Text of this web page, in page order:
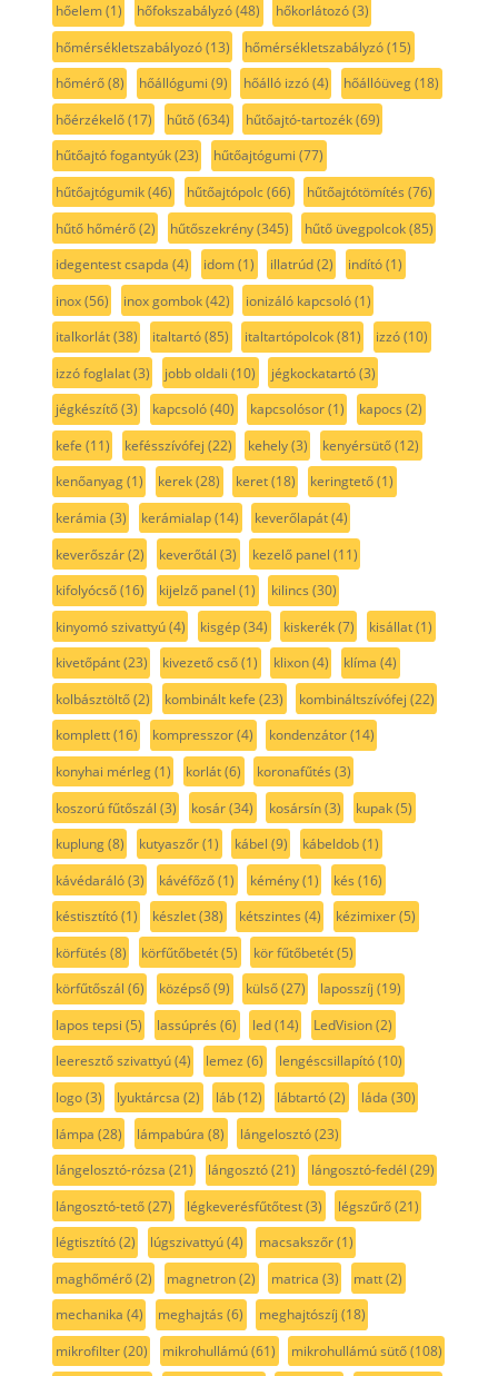
hőelem(1) hőfokszabályzó(48) hőkorlátozó(3)
hőmérsékletszabályozó(13) hőmérsékletszabályzó(15)
hőmérő(8) hőállógumi (9) hőálló izzó(4) hőállóüveg(18)
hőérzékelő(17) hűtő(634) hűtőajtó-tartozék(69)
hűtőajtó fogantyúk(23) hűtőajtógumi (77)
hűtőajtógumik(46) hűtőajtópolc(66) hűtőajtótömítés (76)
hűtő hőmérő(2) hűtőszekrény(345) hűtő üvegpolcok(85)
idegentest csapda (4) idom(1) illatrúd(2) indító(1)
inox(56) inox gombok(42) ionizáló kapcsoló(1)
italkorlát(38) italtartó(85) italtartópolcok(81) izzó(10)
izzó foglalat(3) jobb oldali (10) jégkockatartó(3)
jégkészítő(3) kapcsoló(40) kapcsolósor(1) kapocs (2)
kefe (11) kefésszívófej (22) kehely(3) kenyérsütő(12)
kenőanyag(1) kerek(28) keret(18) keringtető(1)
kerámia (3) kerámialap(14) keverőlapát(4)
keverőszár(2) keverőtál (3) kezelő panel (11)
kifolyócső(16) kijelző panel (1) kilincs (30)
kinyomó szivattyú(4) kisgép(34) kiskerék(7) kisállat(1)
kivetőpánt(23) kivezető cső(1) klixon(4) klíma (4)
kolbásztöltő(2) kombinált kefe (23) kombináltszívófej (22)
komplett(16) kompresszor(4) kondenzátor(14)
konyhai mérleg(1) korlát(6) koronafűtés (3)
koszorú fűtőszál (3) kosár(34) kosársín(3) kupak(5)
kuplung(8) kutyaszőr(1) kábel (9) kábeldob(1)
kávédaráló(3) kávéfőző(1) kémény(1) kés (16)
késtisztító(1) készlet(38) kétszintes (4) kézimixer(5)
körfütés (8) körfűtőbetét(5) kör fűtőbetét(5)
körfűtőszál (6) középső(9) külső(27) laposszíj (19)
lapos tepsi (5) lassúprés (6) led(14) LedVision(2)
leeresztő szivattyú(4) lemez (6) lengéscsillapító(10)
logo(3) lyuktárcsa (2) láb(12) lábtartó(2) láda (30)
lámpa (28) lámpabúra (8) lángelosztó(23)
lángelosztó-rózsa (21) lángosztó(21) lángosztó-fedél (29)
lángosztó-tető(27) légkeverésfűtőtest(3) légszűrő(21)
légtisztító(2) lúgszivattyú(4) macsakszőr(1)
maghőmérő(2) magnetron(2) matrica (3) matt(2)
mechanika (4) meghajtás (6) meghajtószíj (18)
mikrofilter(20) mikrohullámú(61) mikrohullámú sütő(108)